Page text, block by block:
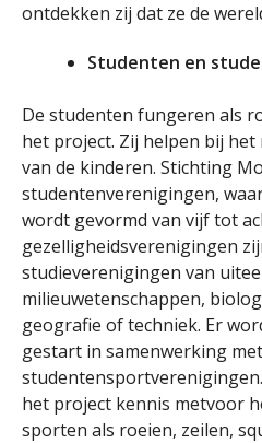
ontdekken zij dat ze de
Studenten en
De studenten fungeren als
het project. Zij helpen bij het
van de kinderen. Stichting
studentenverenigingen,
wordt gevormd van vijf tot
gezelligheidsverenigingen
studieverenigingen van
milieuwetenschappen,
geografie of techniek. Er
gestart in samenwerking met
het project kennis metvoor
sporten als roeien, zeilen,